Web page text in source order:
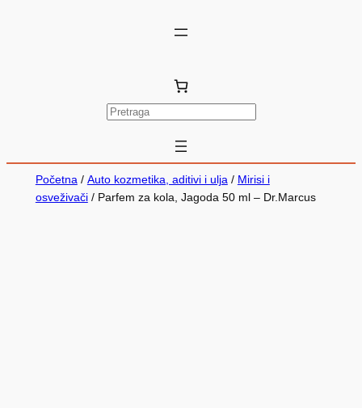
P
t
r
Početna/ Auto kozmetika, aditivi i ulja/ Mirisi i
osveživači/ Parfem za kola, Jagoda 50 ml – Dr.Marcus